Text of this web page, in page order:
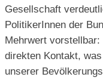
Gesellschaft
PolitikerInnen der
Mehrwert
direkten Kontakt,
unserer